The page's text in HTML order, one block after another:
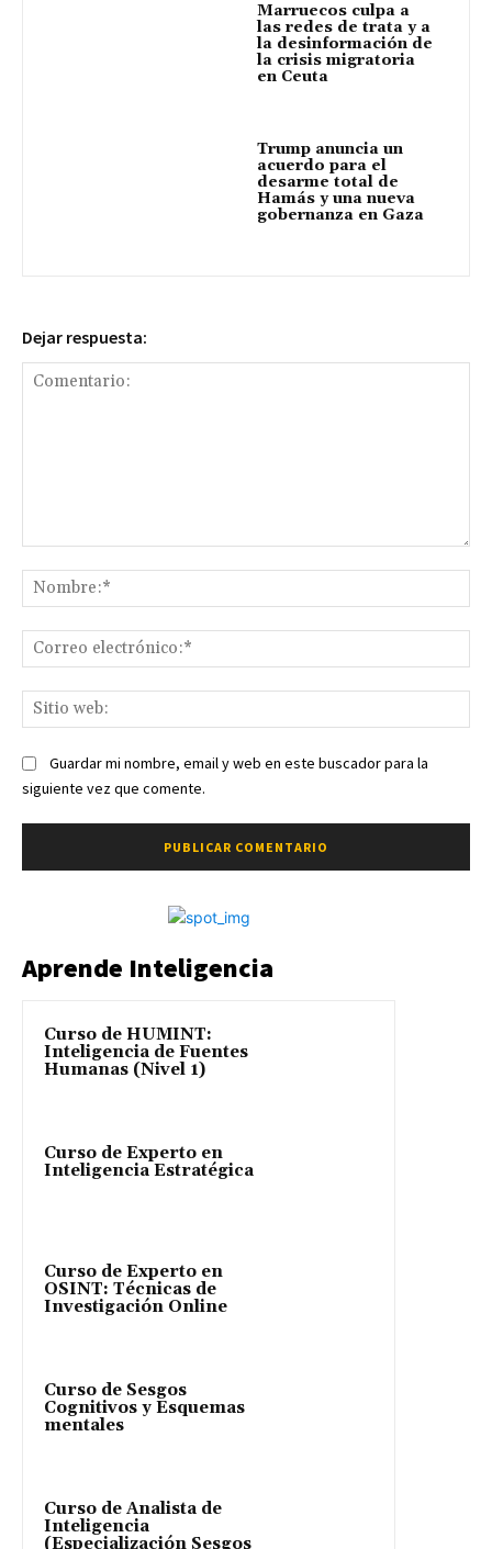
Marruecos culpa a
las redes de trata y a
la desinformación de
la crisis migratoria
en Ceuta
Trump anuncia un
acuerdo para el
desarme total de
Hamás y una nueva
gobernanza en Gaza
Dejar respuesta:
Guardar mi nombre, email y web en este buscador para la
siguiente vez que comente.
Aprende Inteligencia
Curso de HUMINT:
Inteligencia de Fuentes
Humanas (Nivel 1)
Curso de Experto en
Inteligencia Estratégica
Curso de Experto en
OSINT: Técnicas de
Investigación Online
Curso de Sesgos
Cognitivos y Esquemas
mentales
Curso de Analista de
Inteligencia
(Especialización Sesgos